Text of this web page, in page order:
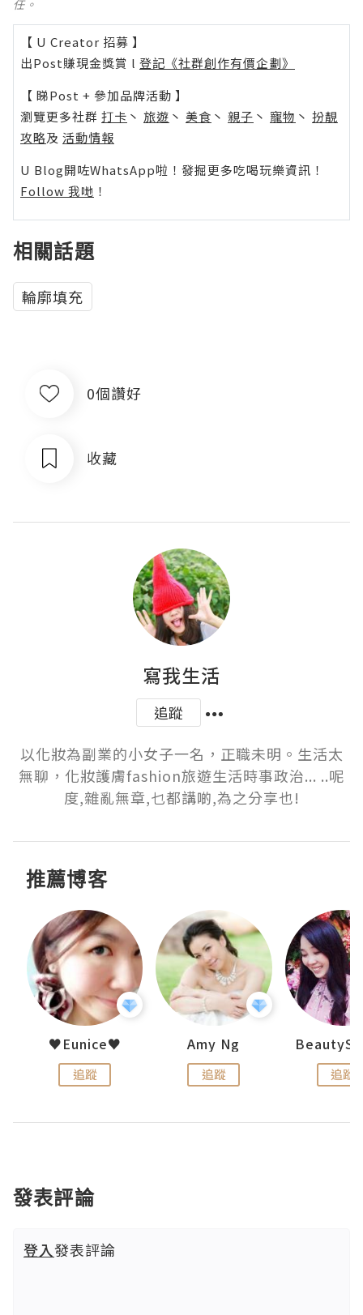
任。
【 U Creator 招募 】
出Post賺現金獎賞 l 登記《社群創作有價企劃》
【 睇Post + 參加品牌活動 】
瀏覽更多社群 打卡 丶 旅遊 丶 美食 丶 親子 丶 寵物 丶 扮靚
攻略及 活動情報
U Blog開咗WhatsApp啦！發掘更多吃喝玩樂資訊！
Follow 我哋 ！
相關話題
輪廓填充
0個讚好
收藏
寫我生活
追蹤
以化妝為副業的小女子一名，正職未明。生活太
無聊，化妝護膚fashion旅遊生活時事政治... ..呢
度,雜亂無章,乜都講啲,為之分享也!
推薦博客
♥Eunice♥
追蹤
Amy Ng
追蹤 追蹤
發表評論
登入發表評論